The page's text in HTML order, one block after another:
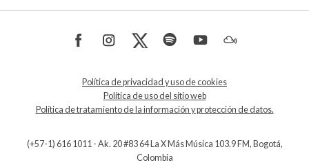
Política de privacidad y uso de cookies
Política de uso del sitio web
Política de tratamiento de la información y protección de datos.
(+57-1) 616 1011 - Ak. 20 #83 64 La X Más Música 103.9 FM, Bogotá,
Colombia